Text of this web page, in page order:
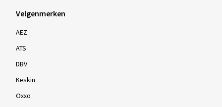
Velgenmerken
AEZ
ATS
DBV
Keskin
Oxxo